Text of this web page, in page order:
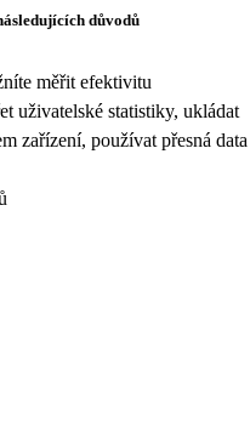
důvodů
měřit efektivitu
uživatelské statistiky, ukládat
zařízení, používat přesná data